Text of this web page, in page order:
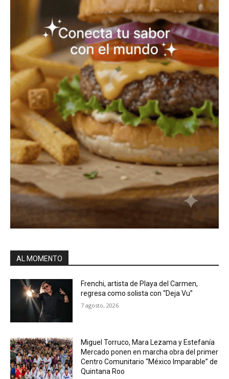
AL MOMENTO
Frenchi, artista de Playa del Carmen,
regresa como solista con “Deja Vu”
7 agosto, 2026
Miguel Torruco, Mara Lezama y Estefanía
Mercado ponen en marcha obra del primer
Centro Comunitario “México Imparable” de
Quintana Roo